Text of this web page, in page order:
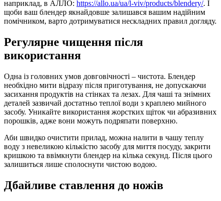
наприклад, в АЛЛО: https://allo.ua/ua/l-viv/products/blendery/. І
щоби ваш блендер якнайдовше залишався вашим надійним
помічником, варто дотримуватися нескладних правил догляду.
Регулярне чищення після
використання
Одна із головних умов довговічності – чистота. Блендер
необхідно мити відразу після приготування, не допускаючи
засихання продуктів на стінках та лезах. Для чаші та знімних
деталей зазвичай достатньо теплої води з краплею мийного
засобу. Уникайте використання жорстких щіток чи абразивних
порошків, адже вони можуть подряпати поверхню.
Аби швидко очистити прилад, можна налити в чашу теплу
воду з невеликою кількістю засобу для миття посуду, закрити
кришкою та ввімкнути блендер на кілька секунд. Після цього
залишиться лише сполоснути чистою водою.
Дбайливе ставлення до ножів